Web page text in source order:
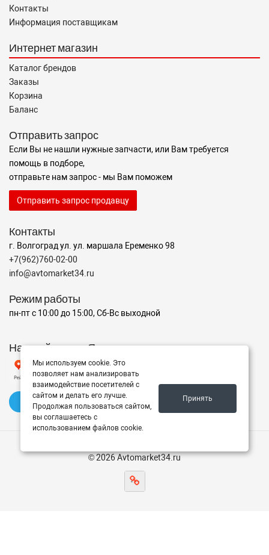
Контакты
Информация поставщикам
Интернет магазин
Каталог брендов
Заказы
Корзина
Баланс
Отправить запрос
Если Вы не нашли нужные запчасти, или Вам требуется
помощь в подборе,
отправьте нам запрос - мы Вам поможем
Отправить запрос продавцу
Контакты
г. Волгоград ул. ул. маршала Еременко 98
+7(962)760-02-00
info@avtomarket34.ru
Режим работы
пн-пт с 10:00 до 15:00, Сб-Вс выходной
Наш рейтинг на Яндексе
✍️ Оставить отзыв
© 2026 Avtomarket34.ru
Мы используем cookie. Это
позволяет нам анализировать
взаимодействие посетителей с
сайтом и делать его лучше.
Продолжая пользоваться сайтом,
вы соглашаетесь с
использованием файлов cookie.
Принять